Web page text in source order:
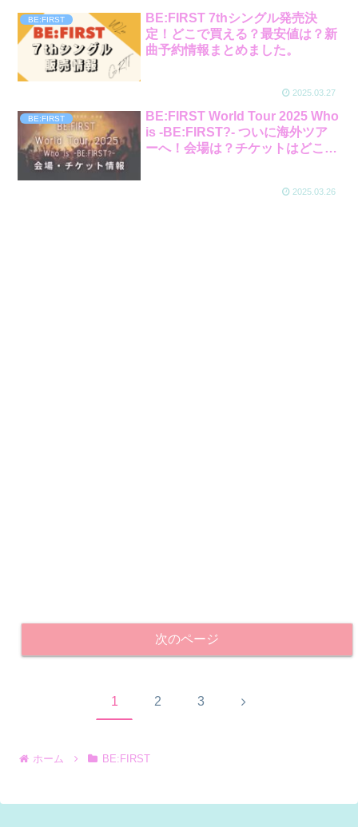
BE:FIRST
BE:FIRST 7thシングル発売決
定！どこで買える？最安値は？新
曲予約情報まとめました。
2025.03.27
BE:FIRST
BE:FIRST World Tour 2025 Who
is -BE:FIRST?- ついに海外ツア
ーへ！会場は？チケットはどこで
2025.03.26
次のページ
1 2 3 次
ホーム BE:FIRST